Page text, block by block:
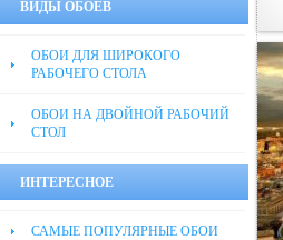
ВИДЫ ОБОЕВ
ОБОИ ДЛЯ ШИРОКОГО
РАБОЧЕГО СТОЛА
ОБОИ НА ДВОЙНОЙ РАБОЧИЙ
СТОЛ
ИНТЕРЕСНОЕ
САМЫЕ ПОПУЛЯРНЫЕ ОБОИ